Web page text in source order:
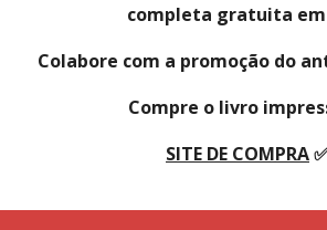
completa gratuita
Colabore com a promoção do
Compre o livro
SITE DE COMPRA